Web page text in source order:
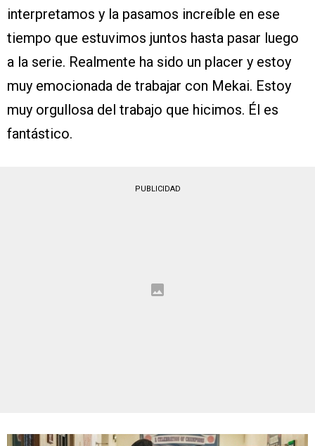
interpretamos y la pasamos increíble en ese
tiempo que estuvimos juntos hasta pasar luego
a la serie. Realmente ha sido un placer y estoy
muy emocionada de trabajar con Mekai. Estoy
muy orgullosa del trabajo que hicimos. Él es
fantástico.
PUBLICIDAD